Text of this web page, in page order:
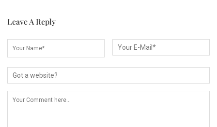
Leave A Reply